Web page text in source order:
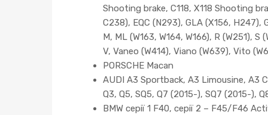
Shooting brake, C118, X118 Shooting
C238), EQC (N293), GLA (X156, H247),
M, ML (W163, W164, W166), R (W251), S
V, Vaneo (W414), Viano (W639), Vito
PORSCHE Macan
AUDI A3 Sportback, A3 Limousine, A3
Q3, Q5, SQ5, Q7 (2015-), SQ7 (2015-),
BMW серії 1 F40, серії 2 – F45/F46